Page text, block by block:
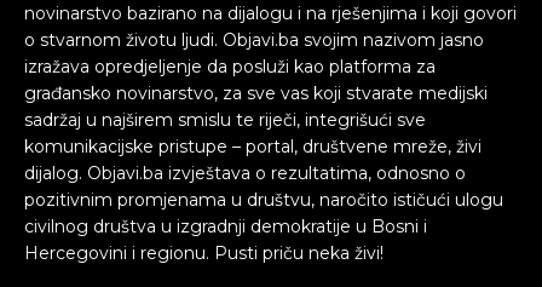
novinarstvo bazirano na dijalogu i na rješenjima i koji govori
o stvarnom životu ljudi. Objavi.ba svojim nazivom jasno
izražava opredjeljenje da posluži kao platforma za
građansko novinarstvo, za sve vas koji stvarate medijski
sadržaj u najširem smislu te riječi, integrišući sve
komunikacijske pristupe – portal, društvene mreže, živi
dijalog. Objavi.ba izvještava o rezultatima, odnosno o
pozitivnim promjenama u društvu, naročito ističući ulogu
civilnog društva u izgradnji demokratije u Bosni i
Hercegovini i regionu. Pusti priču neka živi!